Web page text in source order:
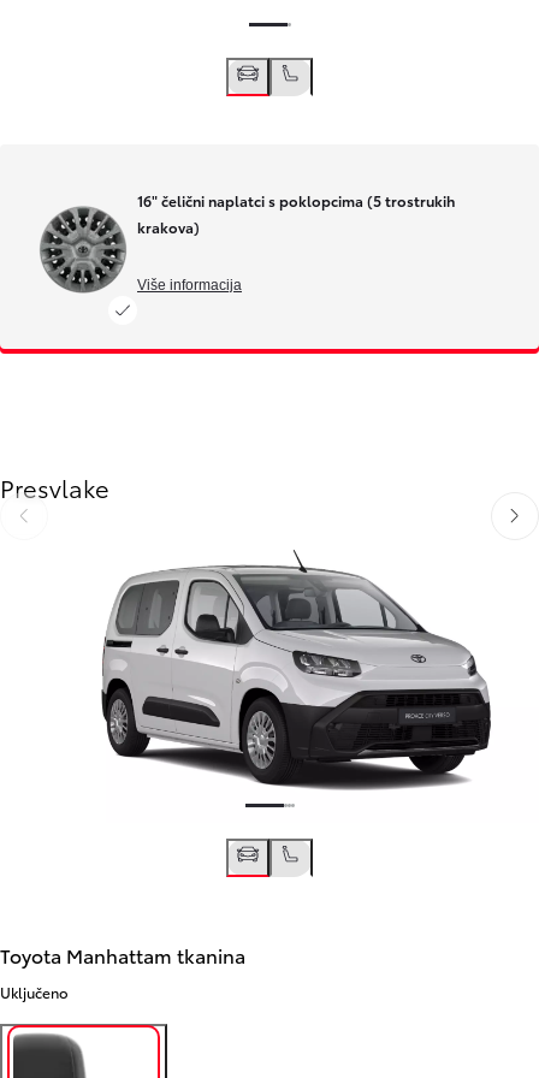
16" čelični naplatci s poklopcima (5 trostrukih
krakova)
Više informacija
Presvlake
Slide Previous
Toyota Manhattam tkanina
Uključeno